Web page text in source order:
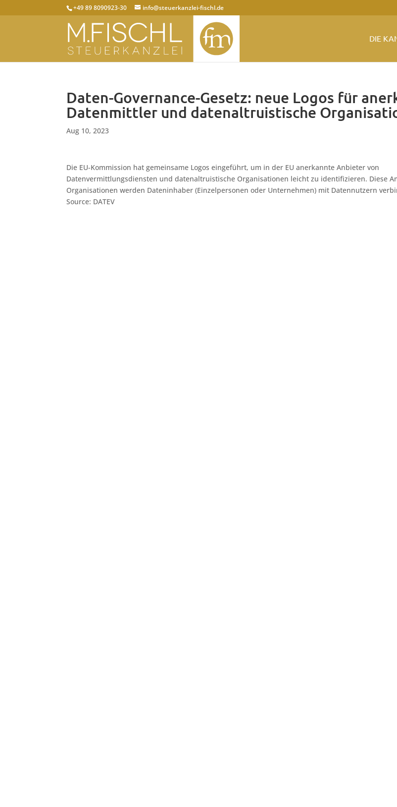
+49 89 8090923-30 info@steuerkanzlei-fischl.de
DIE
Daten-Governance-Gesetz: neue Logos für
Datenmittler und datenaltruistische
Aug 10, 2023
Die EU-Kommission hat gemeinsame Logos eingeführt, um in der EU anerkannte Anbieter von
Datenvermittlungsdiensten und datenaltruistische Organisationen leicht zu identifizieren. Diese
Organisationen werden Dateninhaber (Einzelpersonen oder Unternehmen) mit Datennutzern
Source: DATEV